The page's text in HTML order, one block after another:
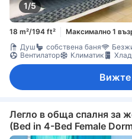
1/5
18 m²/194 ft² Максимално 1
Душ
собствена баня
Вентилатор
Климатик
Вижте
Легло в обща спалня за
(Bed in 4-Bed Female